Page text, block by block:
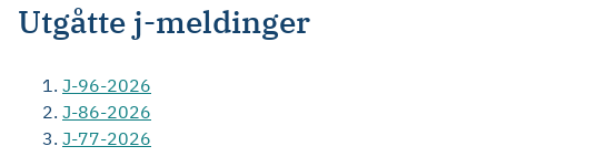
Utgåtte j-meldinger
J-96-2026
J-86-2026
J-77-2026